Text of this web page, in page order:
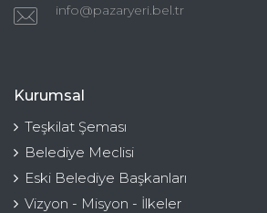
info@pazaryeri.bel.tr
Kurumsal
Teşkilat Şeması
Belediye Meclisi
Eski Belediye Başkanları
Vizyon - Misyon - İlkeler